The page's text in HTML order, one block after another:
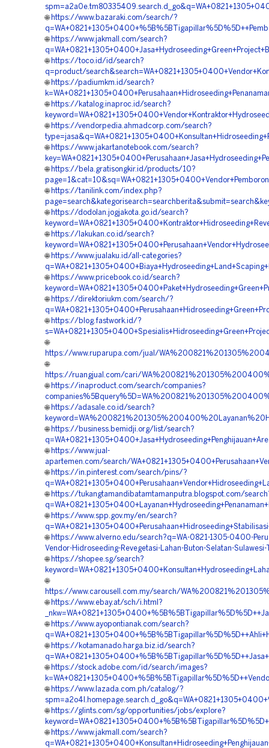
🌐 https://www.bazaraki.com/search/?
🌐 https://www.jakmall.com/search?
🌐 https://toco.id/id/search?
q=product/
🌐 https://padiumkm.id/search?
🌐 https://katalog.inaproc.id/search?
🌐 https://vendorpedia.ahmadcorp.com/search?
🌐 https://www.jakartanotebook.com/search?
🌐 https://bela.gratisongkir.id/products/10?
🌐 https://tanilink.com/index.php?
🌐 https://dodolan.jogjakota.go.id/search?
🌐 https://lakukan.co.id/search?
🌐 https://www.jualaku.id/all-categories?
🌐 https://www.pricebook.co.id/search?
🌐 https://direktoriukm.com/search/?
🌐 https://blog.fastwork.id/?
🌐
https://www.ruparupa.com/jual/
🌐
https://ruangjual.com/cari/
🌐 https://inaproduct.com/search/companies?
🌐 https://adasale.co.id/search?
🌐 https://business.bemidji.org/list/search?
🌐 https://www.jual-
apartemen.com/search/
🌐 https://in.pinterest.com/search/pins/?
🌐 https://tukangtamandibatamtamanputra.blogspot.com/
🌐 https://www.spp.gov.my/en/search?
🌐 https://www.alverno.edu/search?q=WA-0821-1305-0400-
Vendor-Hidroseeding-Revegetasi-Lahan-Buton-Selatan-Sulawesi-
🌐 https://shopee.sg/search?
🌐
https://www.carousell.com.my/search/
🌐 https://www.ebay.at/sch/i.html?
🌐 https://www.ayopontianak.com/search?
🌐 https://kotamanado.harga.biz.id/search?
🌐 https://stock.adobe.com/id/search/images?
🌐 https://www.lazada.com.ph/catalog/?
🌐 https://glints.com/sg/opportunities/jobs/explore?
🌐 https://www.jakmall.com/search?